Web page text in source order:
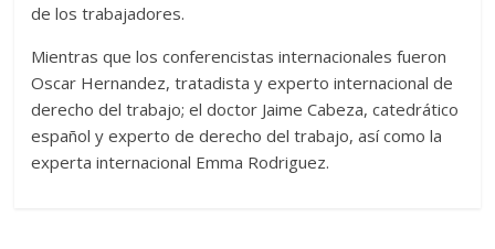
de los trabajadores.
Mientras que los conferencistas internacionales fueron
Oscar Hernandez, tratadista y experto internacional de
derecho del trabajo; el doctor Jaime Cabeza, catedrático
español y experto de derecho del trabajo, así como la
experta internacional Emma Rodriguez.